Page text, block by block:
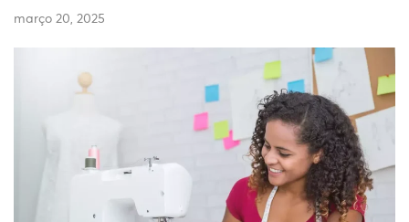
março 20, 2025